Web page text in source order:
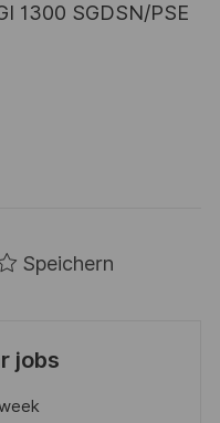
1300 SGDSN/PSE
Speichern
jobs